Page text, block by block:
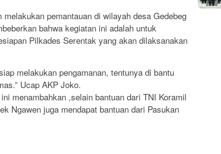
pemantauan di wilayah desa Gedebeg
bahwa kegiatan ini adalah untuk
Pilkades Serentak yang akan dilaksanakan
melakukan pengamanan, tentunya di bantu
Ucap AKP Joko.
menambahkan ,selain bantuan dari TNI Koramil
Ngawen juga mendapat bantuan dari Pasukan